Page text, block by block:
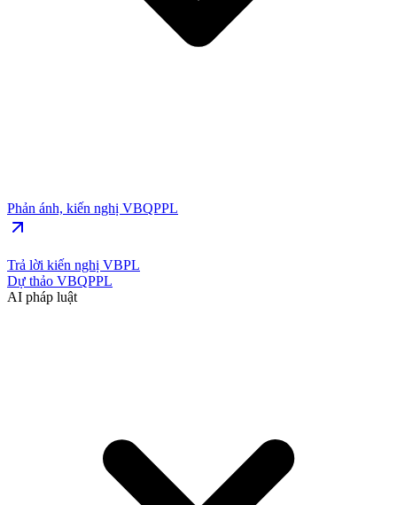
Phản ánh, kiến nghị VBQPPL
Trả lời kiến nghị VBPL
Dự thảo VBQPPL
AI pháp luật